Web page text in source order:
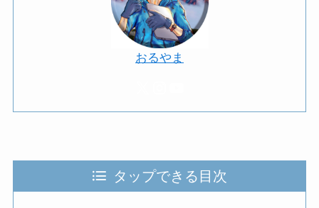
おるやま
タップできる目次